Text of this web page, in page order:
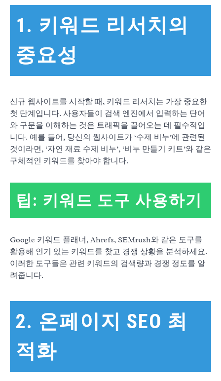
1. 키워드 리서치의
중요성
신규 웹사이트를 시작할 때, 키워드 리서치는 가장 중요한
첫 단계입니다. 사용자들이 검색 엔진에서 입력하는 단어
와 구문을 이해하는 것은 트래픽을 끌어오는 데 필수적입
니다. 예를 들어, 당신의 웹사이트가 ‘수제 비누’에 관련된
것이라면, ‘자연 재료 수제 비누’, ‘비누 만들기 키트’와 같은
구체적인 키워드를 찾아야 합니다.
팁: 키워드 도구 사용하기
Google 키워드 플래너, Ahrefs, SEMrush와 같은 도구를
활용해 인기 있는 키워드를 찾고 경쟁 상황을 분석하세요.
이러한 도구들은 관련 키워드의 검색량과 경쟁 정도를 알
려줍니다.
2. 온페이지 SEO 최
적화